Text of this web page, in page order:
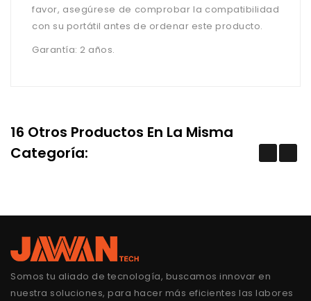
favor, asegúrese de comprobar la compatibilidad
con su portátil antes de ordenar este producto.
Garantía: 2 años.
16 Otros Productos En La Misma
Categoría:
Somos tu aliado de tecnología, buscamos innovar en
nuestra soluciones, para hacer más eficientes las labores